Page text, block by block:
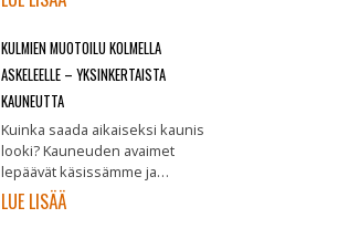
KULMIEN MUOTOILU KOLMELLA
ASKELEELLE – YKSINKERTAISTA
KAUNEUTTA
Kuinka saada aikaiseksi kaunis
looki? Kauneuden avaimet
lepäävät käsissämme ja…
LUE LISÄÄ